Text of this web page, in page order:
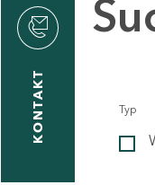
KONTAKT Typ